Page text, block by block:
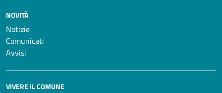
NOVITÀ
Notizie
Comunicati
Avvisi
VIVERE IL COMUNE